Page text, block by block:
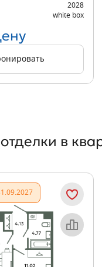
2028
white box
в
Объект месяца